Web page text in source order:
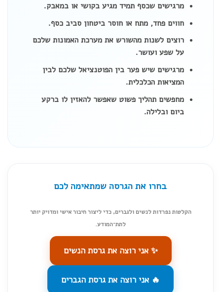
מרגישים שכסף תמיד מגיע בקושי או במאבק.
חווים פחד, מתח או חוסר ביטחון סביב כסף.
רוצים לשנות מהשורש את מערכת האמונות שלכם
על שפע ועושר.
מרגישים שיש פער בין הפוטנציאל שלכם לבין
המציאות הכלכלית.
מחפשים תהליך פשוט שאפשר להאזין לו ברקע
ביום ובלילה.
בחרו את הגרסה שמתאימה לכם
הקלטות נפרדות לנשים ולגברים, כדי ליצור חיבור אישי ומדויק יותר
לתת־המודע.
✨ אני רוצה את גרסת הנשים
🔥 אני רוצה את גרסת הגברים